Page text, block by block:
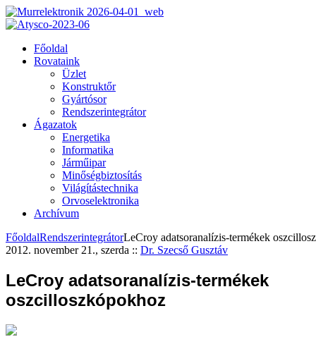
Főoldal
Rovataink
Üzlet
Konstruktőr
Gyártósor
Rendszerintegrátor
Ágazatok
Energetika
Informatika
Járműipar
Minőségbiztosítás
Világítástechnika
Orvoselektronika
Archívum
FőoldalRendszerintegrátorLeCroy adatsoranalízis-termékek
2012. november 21., szerda :: Dr. Szecső Gusztáv
LeCroy adatsoranalízis-termékek
oszcilloszkópokhoz